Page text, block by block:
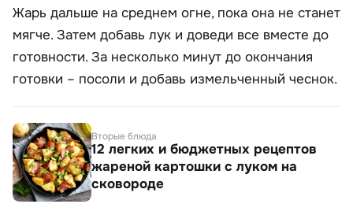
Жарь дальше на среднем огне, пока она не станет
мягче. Затем добавь лук и доведи все вместе до
готовности. За несколько минут до окончания
готовки – посоли и добавь измельченный чеснок.
Вторые блюда
12 легких и бюджетных рецептов
жареной картошки с луком на
сковороде